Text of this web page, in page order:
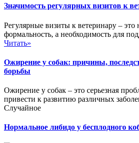
Значимость регулярных визитов к
Регулярные визиты к ветеринару – это
формальность, а необходимость для
Читать»
Ожирение у собак: причины,
борьбы
Ожирение у собак – это серьезная
привести к развитию различных
Случайное
Нормальное либидо у бесплодного